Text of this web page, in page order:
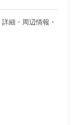
細・周辺情報・